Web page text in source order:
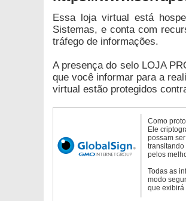
Essa loja virtual está
Sistemas, e conta com
tráfego de informações.
A presença do selo LOJA
que você informar para a
virtual estão protegidos
Como
Ele
possam
transitando
pelos
Todas as
modo
que exibirá